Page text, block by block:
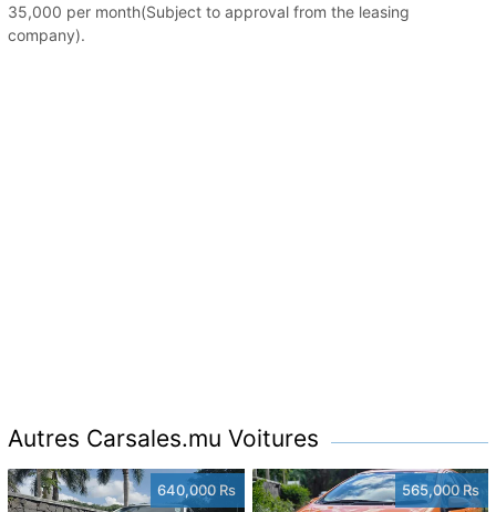
35,000 per month(Subject to approval from the leasing
company).
Autres Carsales.mu Voitures
640,000 Rs 565,000 Rs